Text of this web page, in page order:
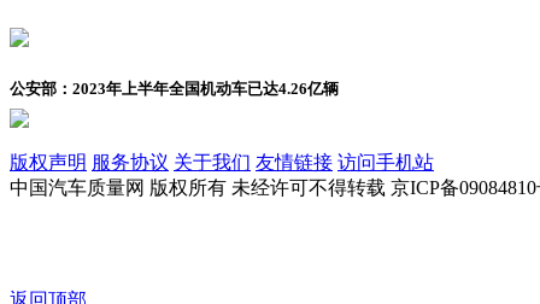
公安部：2023年上半年全国机动车已达4.26亿辆
版权声明 服务协议 关于我们 友情链接 访问手机站
中国汽车质量网 版权所有 未经许可不得转载 京ICP备09084810
返回顶部